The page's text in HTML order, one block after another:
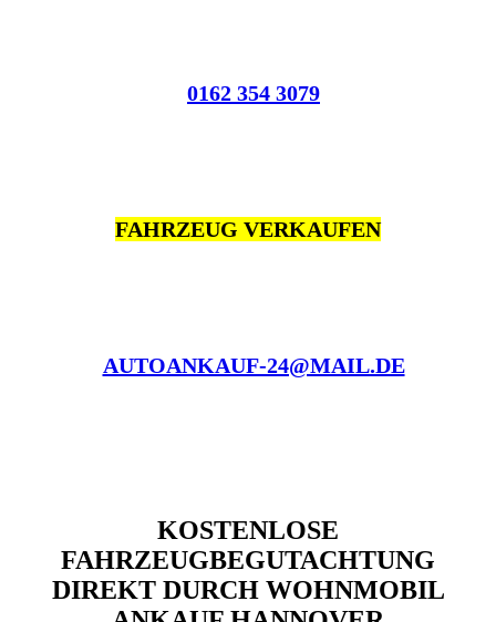
0162 354 3079
FAHRZEUG VERKAUFEN
AUTOANKAUF-24@MAIL.DE
KOSTENLOSE
FAHRZEUGBEGUTACHTUNG
DIREKT DURCH WOHNMOBIL